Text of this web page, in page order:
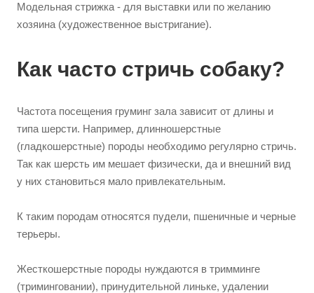
Модельная стрижка - для выставки или по желанию
хозяина (художественное выстригание).
Как часто стричь собаку?
Частота посещения груминг зала зависит от длины и
типа шерсти. Например, длинношерстные
(гладкошерстные) породы необходимо регулярно стричь.
Так как шерсть им мешает физически, да и внешний вид
у них становиться мало привлекательным.
К таким породам относятся пудели, пшеничные и черные
терьеры.
Жесткошерстные породы нуждаются в тримминге
(триминговании), принудительной линьке, удалении